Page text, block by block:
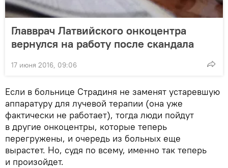
Главврач Латвийского онкоцентра
вернулся на работу после скандала
17 июня 2016, 09:06
Если в больнице Страдиня не заменят устаревшую
аппаратуру для лучевой терапии (она уже
фактически не работает), тогда люди пойдут
в другие онкоцентры, которые теперь
перегружены, и очередь из больных еще
вырастет. Но, судя по всему, именно так теперь
и произойдет.